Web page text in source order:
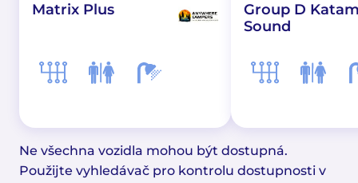
Matrix Plus
Group D
Sound
Ne všechna vozidla mohou být dostupná.
Použijte vyhledávač pro kontrolu dostupnosti v